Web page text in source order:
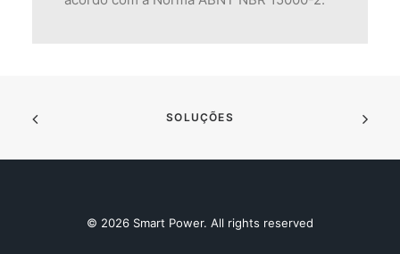
SOLUÇÕES
© 2026 Smart Power. All rights reserved